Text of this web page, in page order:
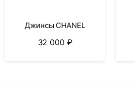
Джинсы CHANEL
32 000 ₽